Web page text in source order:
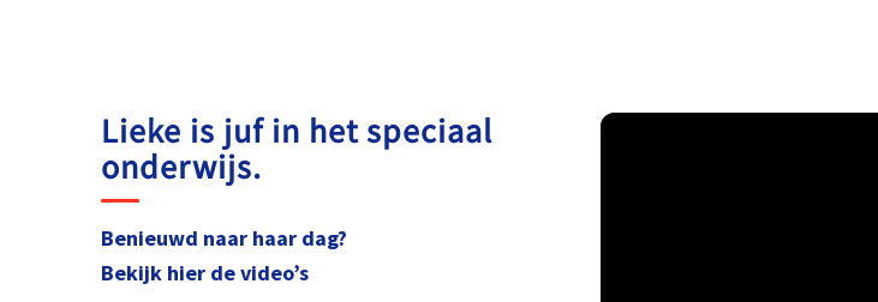
Lieke is juf in het speciaal
onderwijs.
Benieuwd naar haar dag?
Bekijk hier de video’s